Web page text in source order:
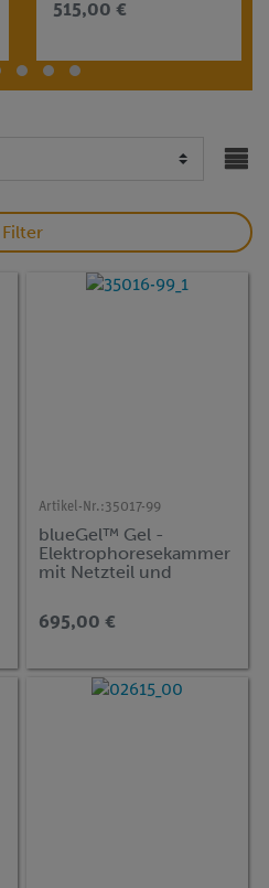
515,00 €
Filter
Artikel-Nr.:35017-99
blueGel™ Gel -
Elektrophoresekammer
mit Netzteil und
Belichtungseinheit
695,00 €